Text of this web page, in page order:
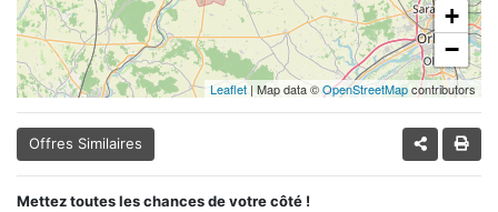
+
−
Leaflet | Map data ©OpenStreetMapcontributors
Offres Similaires
Mettez toutes les chances de votre côté !